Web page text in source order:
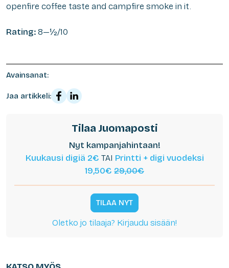
openfire coffee taste and campfire smoke in it.
Rating:8—½/10
Avainsanat:
Jaa artikkeli:
Tilaa Juomaposti
Nyt kampanjahintaan!
Kuukausi digiä 2€ TAI Printti + digi vuodeksi
19,50€ 29,00€
TILAA NYT
Oletko jo tilaaja? Kirjaudu sisään!